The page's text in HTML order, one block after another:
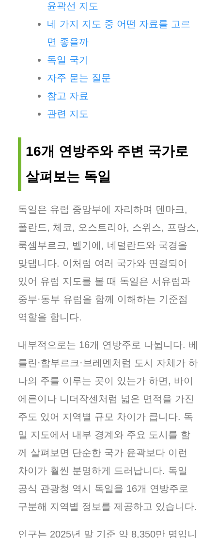
윤곽선 지도
네 가지 지도 중 어떤 자료를 고르
면 좋을까
독일 국기
자주 묻는 질문
참고 자료
관련 지도
16개 연방주와 주변 국가로
살펴보는 독일
독일은 유럽 중앙부에 자리하며 덴마크,
폴란드, 체코, 오스트리아, 스위스, 프랑스,
룩셈부르크, 벨기에, 네덜란드와 국경을
맞댑니다. 이처럼 여러 국가와 연결되어
있어 유럽 지도를 볼 때 독일은 서유럽과
중부·동부 유럽을 함께 이해하는 기준점
역할을 합니다.
내부적으로는 16개 연방주로 나뉩니다. 베
를린·함부르크·브레멘처럼 도시 자체가 하
나의 주를 이루는 곳이 있는가 하면, 바이
에른이나 니더작센처럼 넓은 면적을 가진
주도 있어 지역별 규모 차이가 큽니다. 독
일 지도에서 내부 경계와 주요 도시를 함
께 살펴보면 단순한 국가 윤곽보다 이런
차이가 훨씬 분명하게 드러납니다. 독일
공식 관광청 역시 독일을 16개 연방주로
구분해 지역별 정보를 제공하고 있습니다.
인구는 2025년 말 기준 약 8,350만 명입니